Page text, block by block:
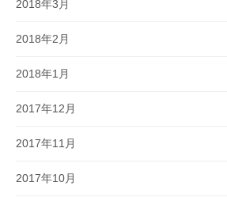
2018年3月
2018年2月
2018年1月
2017年12月
2017年11月
2017年10月